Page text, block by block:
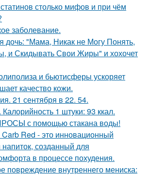
столько мифов и при чём
заболевание.
дочь: "Мама, Никак не Могу Понять,
и Скидывать Свои Жиры" и хохочет
и бьютисферы ускоряет
качество кожи.
21 сентября в 22. 54.
1 штуки: 93 ккал.
с помощью стакана воды!
Red - это инновационный
созданный для
в процессе похудения.
повреждение внутреннего мениска: